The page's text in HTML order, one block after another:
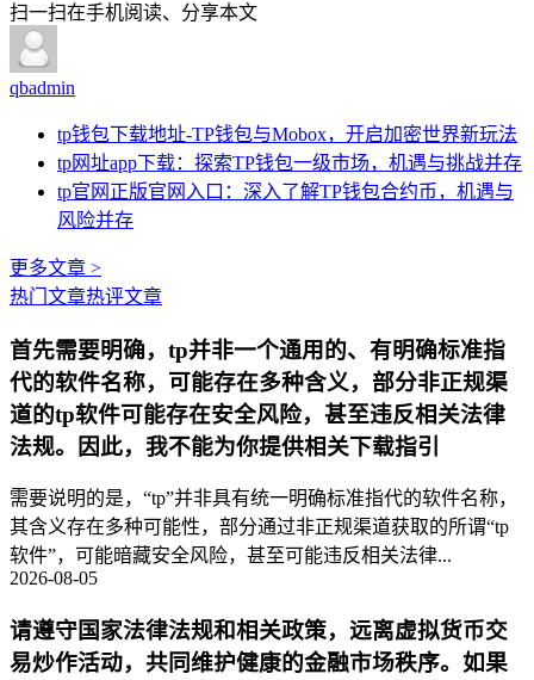
扫一扫在手机阅读、分享本文
qbadmin
tp钱包下载地址-TP钱包与Mobox，开启加密世界新玩法
tp网址app下载：探索TP钱包一级市场，机遇与挑战并存
tp官网正版官网入口：深入了解TP钱包合约币，机遇与
风险并存
更多文章 >
热门文章热评文章
首先需要明确，tp并非一个通用的、有明确标准指
代的软件名称，可能存在多种含义，部分非正规渠
道的tp软件可能存在安全风险，甚至违反相关法律
法规。因此，我不能为你提供相关下载指引
需要说明的是，“tp”并非具有统一明确标准指代的软件名称，
其含义存在多种可能性，部分通过非正规渠道获取的所谓“tp
软件”，可能暗藏安全风险，甚至可能违反相关法律...
2026-08-05
请遵守国家法律法规和相关政策，远离虚拟货币交
易炒作活动，共同维护健康的金融市场秩序。如果